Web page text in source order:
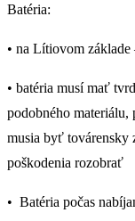
Batéria:
• na Lítiovom
• batéria musí mať
podobného
musia byť továrensky
poškodenia rozobrať
• Batéria počas